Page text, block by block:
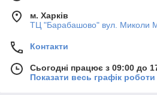
м. Харків
ТЦ "Барабашово" вул. Миколи
Контакти
Сьогодні працює з 09:00 до
Показати весь графік роботи